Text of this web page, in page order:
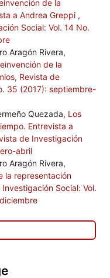
y régimen
Laterza.
Hacia una teoría de la
los derechos. Ensayo
Madrid: Trotta.
de la
sobre el Estado y
Paidós, pp. 139-149.
Madrid: Trotta.
sobre derecho y
de la
a Andrea Greppi ,
Social: Vol. 14 No.
Aragón Rivera,
de la
Revista de
35 (2017): septiembre-
Quezada, Los
Entrevista a
de Investigación
abril
Aragón Rivera,
la representación
Social: Vol.